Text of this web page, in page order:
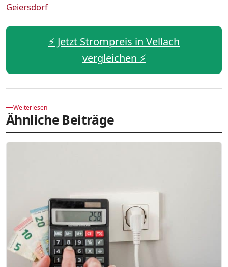
Geiersdorf
⚡️ Jetzt Strompreis in Vellach
vergleichen ⚡️
Weiterlesen
Ähnliche Beiträge